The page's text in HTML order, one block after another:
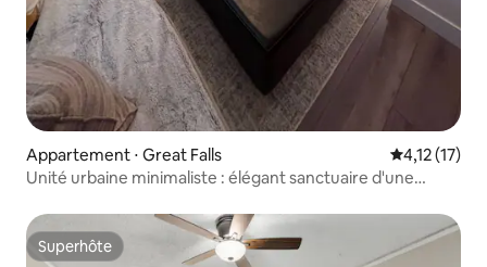
Appartement ⋅ Great Falls Évaluation
4,12 (17)
Unité urbaine minimaliste : élégant sanctuaire d'une
Superhôte
Superhôte